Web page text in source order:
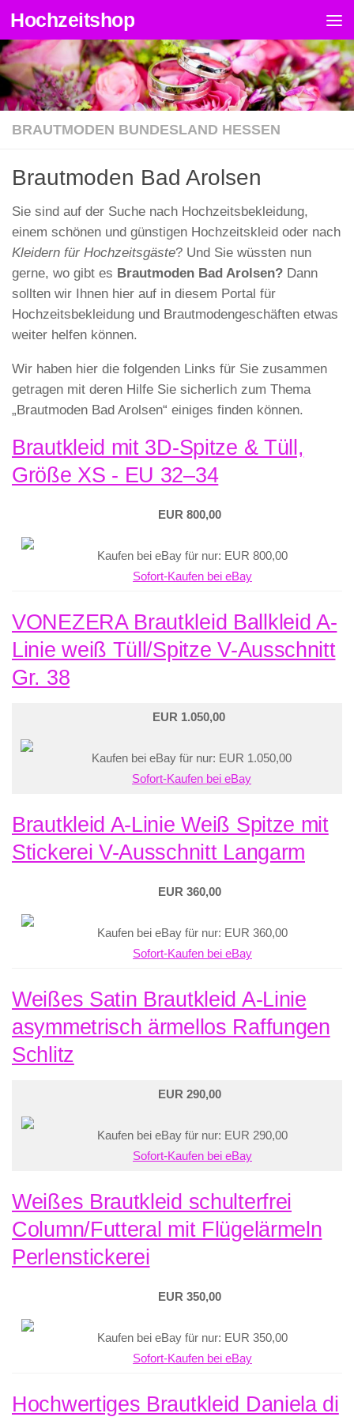
Zum Inhalt springen
Hochzeitshop
BRAUTMODEN BUNDESLAND HESSEN
Brautmoden Bad Arolsen
Sie sind auf der Suche nach Hochzeitsbekleidung,
einem schönen und günstigen Hochzeitskleid oder nach
Kleidern für Hochzeitsgäste? Und Sie wüssten nun
gerne, wo gibt es Brautmoden Bad Arolsen? Dann
sollten wir Ihnen hier auf in diesem Portal für
Hochzeitsbekleidung und Brautmodengeschäften etwas
weiter helfen können.
Wir haben hier die folgenden Links für Sie zusammen
getragen mit deren Hilfe Sie sicherlich zum Thema
„Brautmoden Bad Arolsen“ einiges finden können.
Brautkleid mit 3D-Spitze & Tüll,
Größe XS - EU 32–34
EUR 800,00
Kaufen bei eBay für nur: EUR 800,00
Sofort-Kaufen bei eBay
VONEZERA Brautkleid Ballkleid A-
Linie weiß Tüll/Spitze V-Ausschnitt
Gr. 38
EUR 1.050,00
Kaufen bei eBay für nur: EUR 1.050,00
Sofort-Kaufen bei eBay
Brautkleid A-Linie Weiß Spitze mit
Stickerei V-Ausschnitt Langarm
EUR 360,00
Kaufen bei eBay für nur: EUR 360,00
Sofort-Kaufen bei eBay
Weißes Satin Brautkleid A-Linie
asymmetrisch ärmellos Raffungen
Schlitz
EUR 290,00
Kaufen bei eBay für nur: EUR 290,00
Sofort-Kaufen bei eBay
Weißes Brautkleid schulterfrei
Column/Futteral mit Flügelärmeln
Perlenstickerei
EUR 350,00
Kaufen bei eBay für nur: EUR 350,00
Sofort-Kaufen bei eBay
Hochwertiges Brautkleid Daniela di